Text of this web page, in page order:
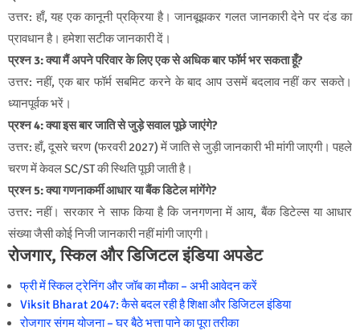
उत्तर: हाँ, यह एक कानूनी प्रक्रिया है। जानबूझकर गलत जानकारी देने पर दंड का
प्रावधान है। हमेशा सटीक जानकारी दें।
प्रश्न 3: क्या मैं अपने परिवार के लिए एक से अधिक बार फॉर्म भर सकता हूँ?
उत्तर: नहीं, एक बार फॉर्म सबमिट करने के बाद आप उसमें बदलाव नहीं कर सकते।
ध्यानपूर्वक भरें।
प्रश्न 4: क्या इस बार जाति से जुड़े सवाल पूछे जाएंगे?
उत्तर: हाँ, दूसरे चरण (फरवरी 2027) में जाति से जुड़ी जानकारी भी मांगी जाएगी। पहले
चरण में केवल SC/ST की स्थिति पूछी जाती है।
प्रश्न 5: क्या गणनाकर्मी आधार या बैंक डिटेल मांगेंगे?
उत्तर: नहीं। सरकार ने साफ किया है कि जनगणना में आय, बैंक डिटेल्स या आधार
संख्या जैसी कोई निजी जानकारी नहीं मांगी जाएगी।
रोजगार, स्किल और डिजिटल इंडिया अपडेट
फ्री में स्किल ट्रेनिंग और जॉब का मौका – अभी आवेदन करें
Viksit Bharat 2047: कैसे बदल रही है शिक्षा और डिजिटल इंडिया
रोजगार संगम योजना – घर बैठे भत्ता पाने का पूरा तरीका